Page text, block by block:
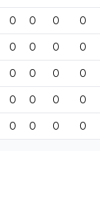
0 0 0 0
0 0 0 0
0 0 0 0
0 0 0 0
0 0 0 0